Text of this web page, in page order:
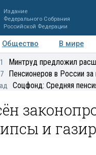
Издание
Федерального Собрания
Российской Федерации
Общество В мире
Регионы
Минтруд предложил
Пенсионеров в России
Соцфонд: Средняя
и